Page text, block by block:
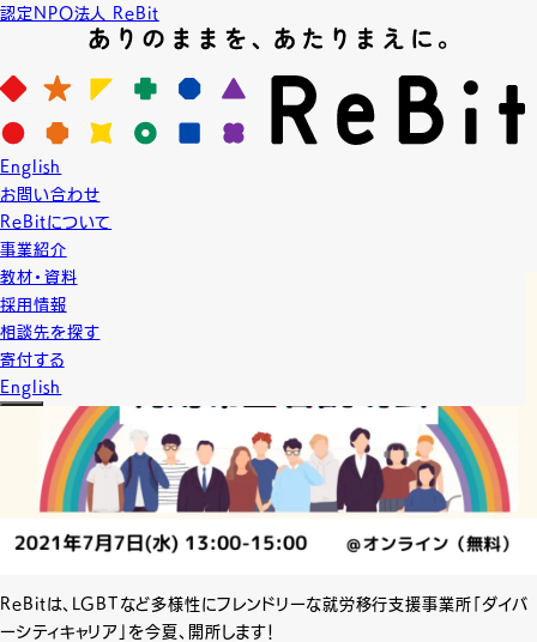
認定NPO法人 ReBit
English
お問い合わせ
ReBitについて
事業紹介
教材・資料
採用情報
相談先を探す
寄付する
English
News
ニュース
2021.7.1
【7/7(水)13時〜】 ダイバーシティキャリア利用説
明会
ReBitは、LGBTなど多様性にフレンドリーな就労移行支援事業所「ダイバ
ーシティキャリア」を今夏、開所します！